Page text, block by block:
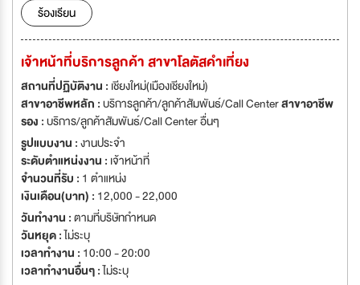
ร้องเรียน
เจ้าหน้าที่บริการลูกค้า สาขาโลตัสคำเที่ยง
สถานที่ปฏิบัติงาน : เชียงใหม่(เมืองเชียงใหม่)
สาขาอาชีพหลัก :บริการลูกค้า/ลูกค้าสัมพันธ์/Call Centerสาขาอาชีพ
รอง :บริการ/ลูกค้าสัมพันธ์/Call Center อื่นๆ
รูปแบบงาน :งานประจำ
ระดับตำแหน่งงาน : เจ้าหน้าที่
จำนวนที่รับ : 1 ตำแหน่ง
เงินเดือน(บาท) : 12,000 - 22,000
วันทำงาน :ตามที่บริษัทกำหนด
วันหยุด :ไม่ระบุ
เวลาทำงาน : 10:00 - 20:00
เวลาทำงานอื่นๆ :ไม่ระบุ